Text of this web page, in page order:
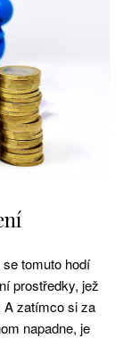
tomuto hodí
prostředky, jež
A zatímco si za
napadne, je